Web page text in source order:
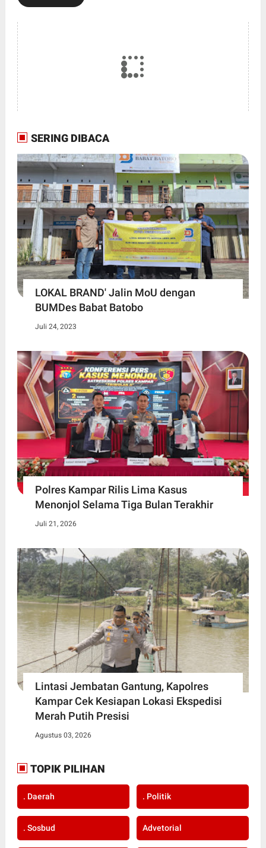
SERING DIBACA
LOKAL BRAND' Jalin MoU dengan
BUMDes Babat Batobo
Juli 24, 2023
Polres Kampar Rilis Lima Kasus
Menonjol Selama Tiga Bulan Terakhir
Juli 21, 2026
Lintasi Jembatan Gantung, Kapolres
Kampar Cek Kesiapan Lokasi Ekspedisi
Merah Putih Presisi
Agustus 03, 2026
TOPIK PILIHAN
. Daerah . Politik
. Sosbud Advetorial